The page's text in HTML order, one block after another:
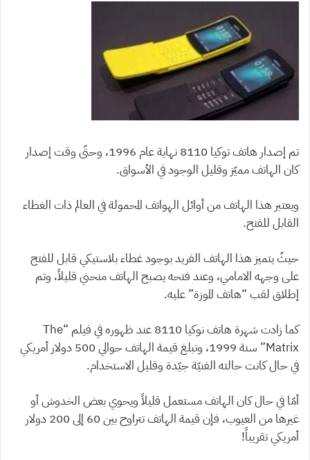
تم إصدار هاتف توكيا 8110 نهاية عام 1996، وحتّى وقت إصدار
كان الهاتف مميّز وقليل الوجود في الأسواق.
ويعتبر هذا الهاتف من أوائل الهواتف المحمولة في العالم ذات الغطاء
القابل للفتح.
حيثُ يتميز هذا الهاتف الفريد بوجود غطاء بلاستيكي قابل للفتح
على وجهه الامامي، وعند فتحه يصبح الهاتف منحني قليلاً، وتم
إطلاق لقب “هاتف الموزة” عليه.
كما زادت شهرة هاتف نوكيا 8110 عند ظهوره في فيلم “The
Matrix” سنة 1999، وتبلغ قيمة الهاتف حوالي 500 دولار أمريكي
في حال كانت حالته الفنيّة جيّدة وقليل الاستخدام.
أمّا في حال كان الهاتف مستعمل قليلاً ويحوي بعض الخدوش أو
غيرها من العيوب، فإن قيمة الهاتف تتراوح بين 60 إلى 200 دولار
أمريكي تقريباً!